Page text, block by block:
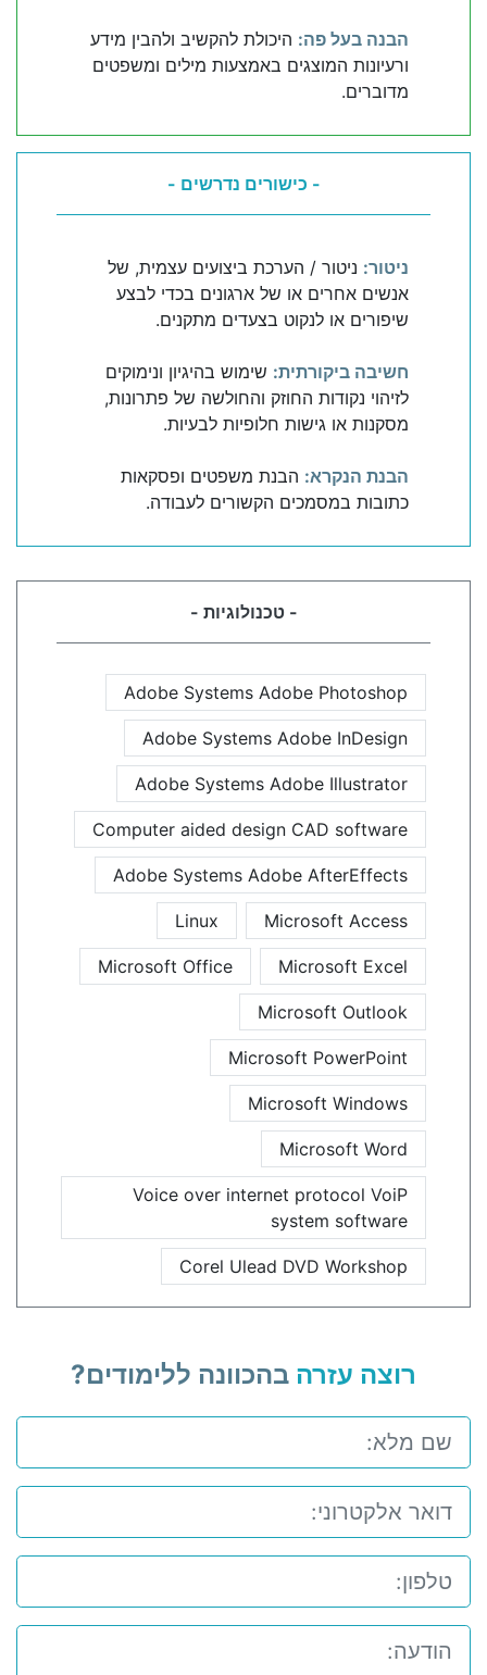
הבנה בעל פה: היכולת להקשיב ולהבין מידע
ורעיונות המוצגים באמצעות מילים ומשפטים
מדוברים.
- כישורים נדרשים -
ניטור: ניטור / הערכת ביצועים עצמית, של
אנשים אחרים או של ארגונים בכדי לבצע
שיפורים או לנקוט בצעדים מתקנים.
חשיבה ביקורתית: שימוש בהיגיון ונימוקים
לזיהוי נקודות החוזק והחולשה של פתרונות,
מסקנות או גישות חלופיות לבעיות.
הבנת הנקרא: הבנת משפטים ופסקאות
כתובות במסמכים הקשורים לעבודה.
- טכנולוגיות -
Adobe Systems Adobe Photoshop
Adobe Systems Adobe InDesign
Adobe Systems Adobe Illustrator
Computer aided design CAD software
Adobe Systems Adobe AfterEffects
Microsoft Access
Linux
Microsoft Excel
Microsoft Office
Microsoft Outlook
Microsoft PowerPoint
Microsoft Windows
Microsoft Word
Voice over internet protocol VoiP
system software
Corel Ulead DVD Workshop
רוצה עזרה בהכוונה ללימודים?